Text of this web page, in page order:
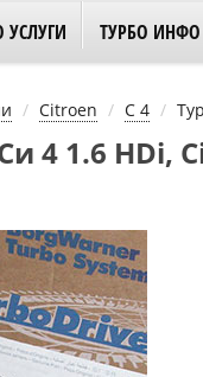
УСЛУГИ ТУРБО ИНФО
Citroen C 4
4 1.6 HDi,